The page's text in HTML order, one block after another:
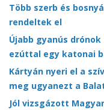
Több szerb és
rendeltek el
Újabb gyanús
ezúttal egy katonai
Kártyán nyeri el a
meg ugyanezt a
Jól vizsgázott